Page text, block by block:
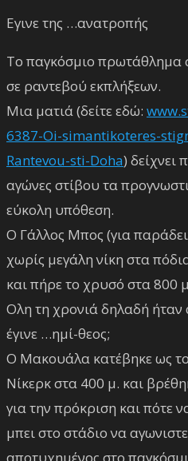
Εγινε της …ανατροπής
Το παγκόσμιο πρωτάθλημα
σε ραντεβού εκπλήξεων.
Μια ματιά (δείτε εδώ:
6387-Oi-simantikoteres-
Rantevou-sti-Doha) δείχνει
αγώνες στίβου τα
εύκολη υπόθεση.
Ο Γάλλος Μπος (για
χωρίς μεγάλη νίκη στα
και πήρε το χρυσό στα 800
Ολη τη χρονιά δηλαδή
έγινε …ημί-θεος;
Ο Μακουάλα κατέβηκε ως
Νίκερκ στα 400 μ. και
για την πρόκριση και πότε
μπει στο στάδιο να
αποτυχημένος στο